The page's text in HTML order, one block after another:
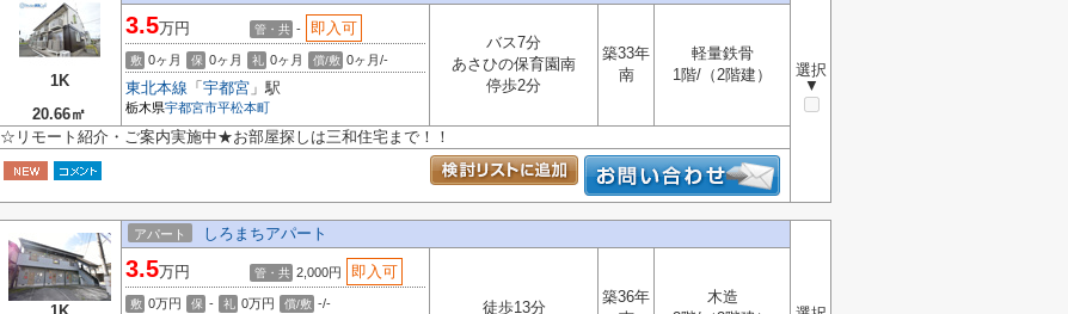
1K
20.66㎡
選択
▼
3.5万円 管・共 - 即入可
敷 0ヶ月 保 0ヶ月 礼 0ヶ月 償/敷 0ヶ月/-
東北本線 「 宇都宮 」駅
栃木県宇都宮市平松本町
バス7分
あさひの保育園南
停歩2分
築33年
南
軽量鉄骨
1階/（2階建）
☆リモート紹介・ご案内実施中★お部屋探しは三和住宅まで！！
アパート しろまちアパート
3.5万円 管・共 2,000円 即入可
敷 0万円 保 - 礼 0万円 償/敷 -/- 徒歩13分
築36年
木造